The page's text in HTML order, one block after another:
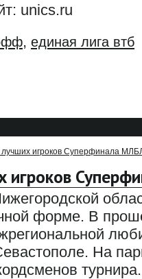
unics.ru
, единая лига втб
игроков
форме. В
На
турнира.